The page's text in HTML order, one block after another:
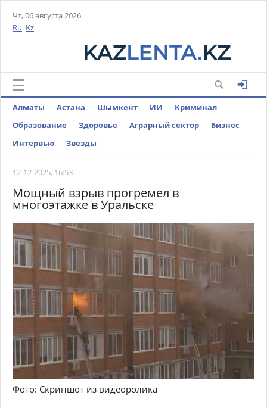
Чт, 06 августа 2026
Ru Kz
Алматы Астана Шымкент ИИ
Криминал
Образование
Здоровье Аграрный сектор
Бизнес
Интервью
Звезды
12-12-2025, 16:53
Мощный взрыв прогремел в
многоэтажке в Уральске
Фото: Скриншот из видеоролика